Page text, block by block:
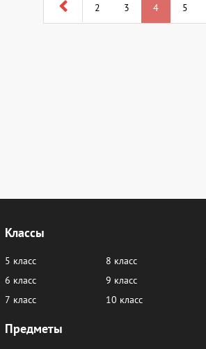
2 3 4 5
Классы
5 класс
6 класс
7 класс
8 класс
9 класс
10 класс
Предметы